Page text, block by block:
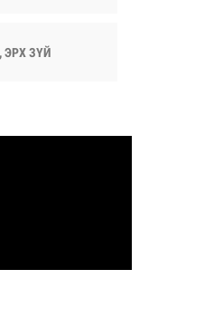
ЭРХ ЗҮЙ